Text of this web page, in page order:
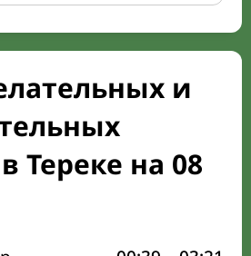
и
Тереке на 08